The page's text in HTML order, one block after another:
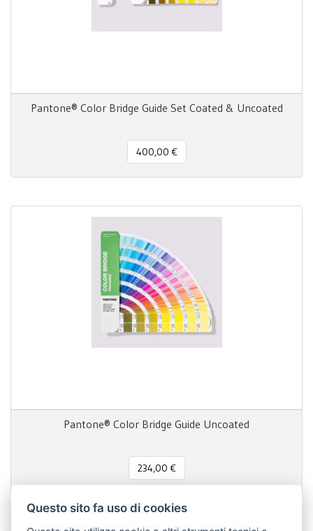
Pantone® Color Bridge Guide Set Coated & Uncoated
400,00 €
Pantone® Color Bridge Guide Uncoated
234,00 €
Questo sito fa uso di cookies